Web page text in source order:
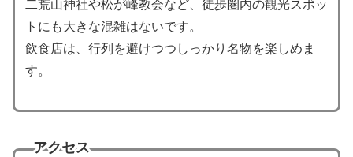
二荒山神社や松が峰教会など、徒歩圏内の観光スポッ
トにも大きな混雑はないです。
飲食店は、行列を避けつつしっかり名物を楽しめま
す。
アクセス